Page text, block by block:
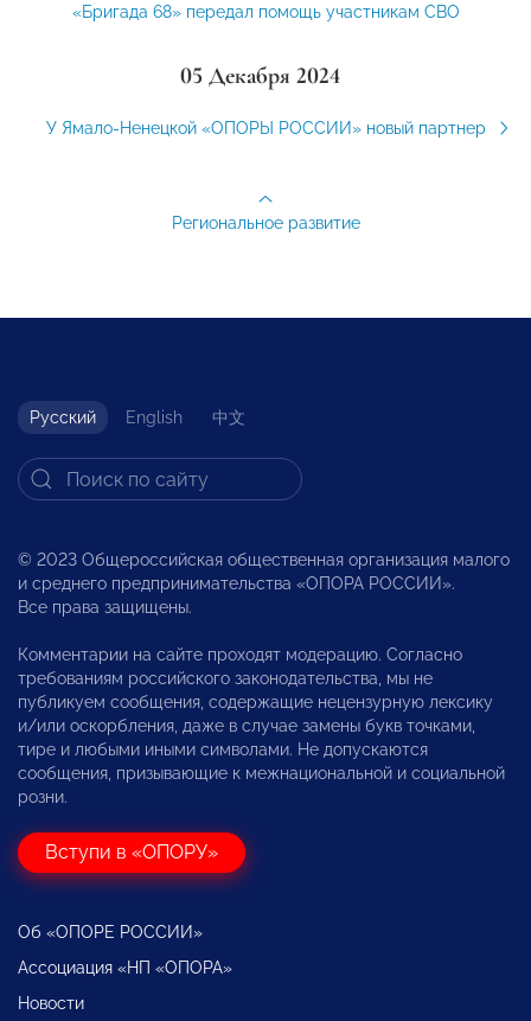
«Бригада 68» передал помощь участникам СВО
05 Декабря 2024
У Ямало-Ненецкой «ОПОРЫ РОССИИ» новый партнер
Региональное развитие
Русский English 中文
© 2023 Общероссийская общественная организация малого
и среднего предпринимательства «ОПОРА РОССИИ».
Все права защищены.
Комментарии на сайте проходят модерацию. Согласно
требованиям российского законодательства, мы не
публикуем сообщения, содержащие нецензурную лексику
и/или оскорбления, даже в случае замены букв точками,
тире и любыми иными символами. Не допускаются
сообщения, призывающие к межнациональной и социальной
розни.
Вступи в «ОПОРУ»
Об «ОПОРЕ РОССИИ»
Ассоциация «НП «ОПОРА»
Новости